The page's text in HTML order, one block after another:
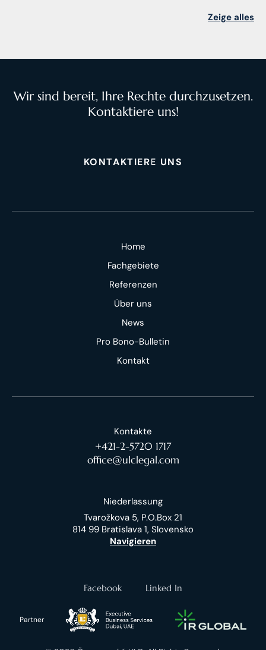
Zeige alles
Wir sind bereit, Ihre Rechte durchzusetzen.
Kontaktiere uns!
KONTAKTIERE UNS
Home
Fachgebiete
Referenzen
Über uns
News
Pro Bono-Bulletin
Kontakt
Kontakte
+421-2-5720 1717
office@ulclegal.com
Niederlassung
Tvarožkova 5, P.O.Box 21
814 99 Bratislava 1, Slovensko
Navigieren
Facebook Linked In
Partner